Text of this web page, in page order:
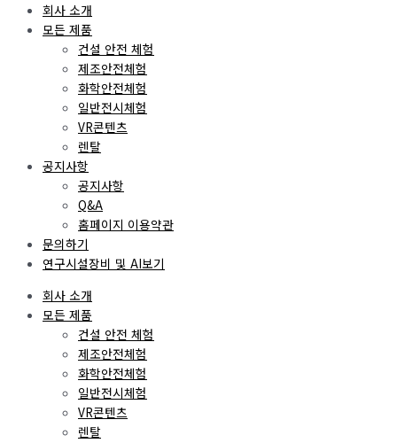
회사 소개
모든 제품
건설 안전 체험
제조안전체험
화학안전체험
일반전시체험
VR콘텐츠
렌탈
공지사항
공지사항
Q&A
홈페이지 이용약관
문의하기
연구시설장비 및 AI보기
회사 소개
모든 제품
건설 안전 체험
제조안전체험
화학안전체험
일반전시체험
VR콘텐츠
렌탈